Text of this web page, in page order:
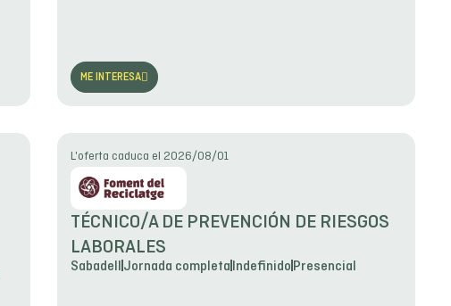
ME INTERESA
L'oferta caduca el 2026/08/01
TÉCNICO/A DE PREVENCIÓN DE RIESGOS
LABORALES
Sabadell Jornada completa Indefinido Presencial